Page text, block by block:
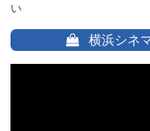
い
横浜シネ